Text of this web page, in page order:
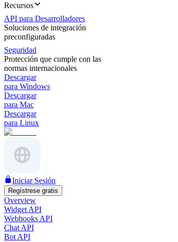
Recursos
API para Desarrolladores
Soluciones de integración
preconfiguradas
Seguridad
Protección que cumple con las
normas internacionales
Descargar
para Windows
Descargar
para Mac
Descargar
para Linux
Iniciar Sesión
Regístrese gratis
Overview
Widget API
Webhooks API
Chat API
Bot API